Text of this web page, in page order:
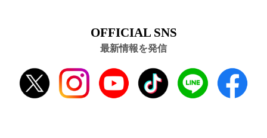
OFFICIAL SNS
最新情報を発信